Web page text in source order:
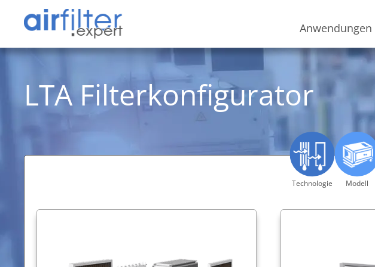
Anwendungen
LTA Filterkonfigurator
Technologie Modell